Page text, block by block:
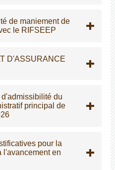
de maniement de
le RIFSEEP
D'ASSURANCE
d'admissibilité du
principal de
pour la
l'avancement en